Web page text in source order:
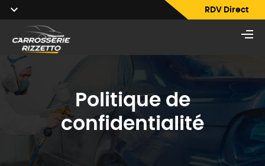
RDV Direct
Politique de
confidentialité